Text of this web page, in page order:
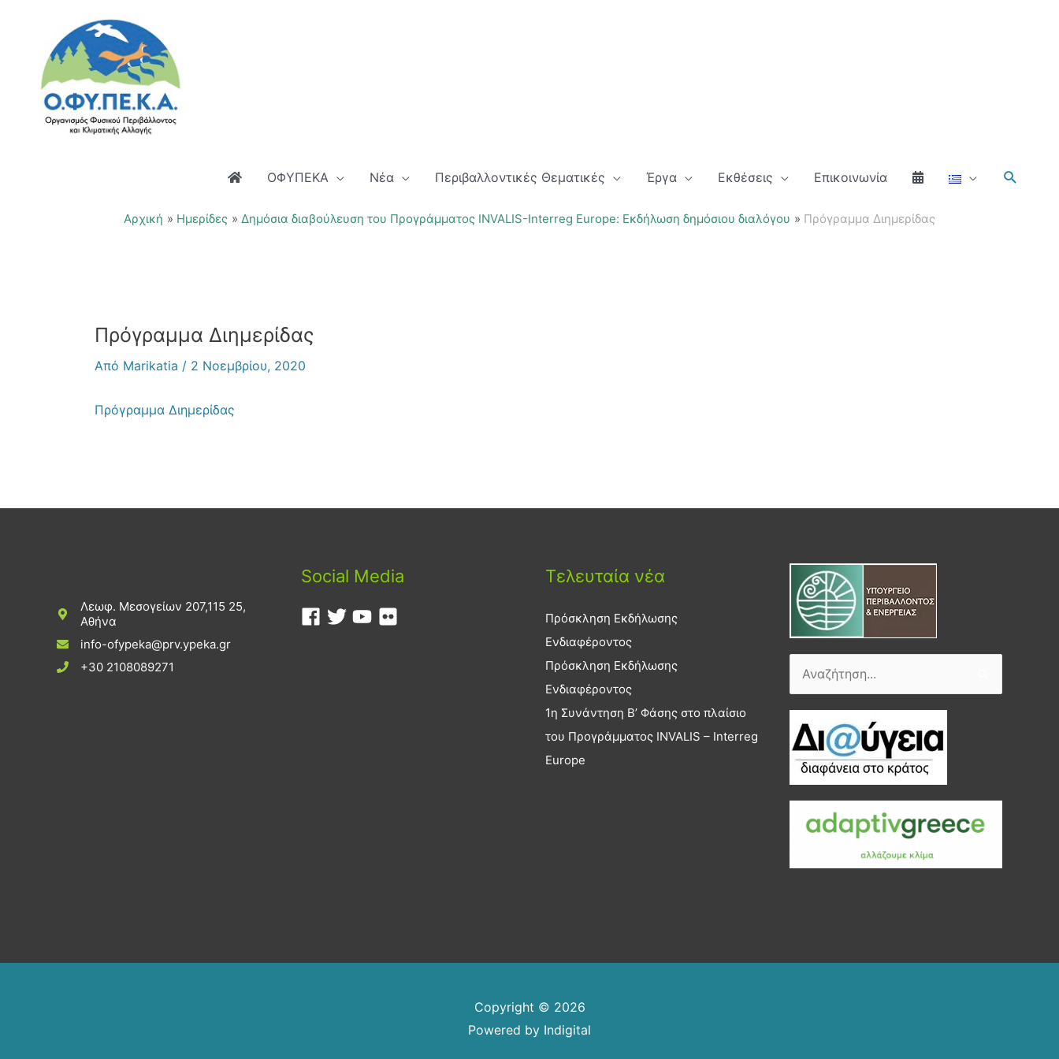
περιεχόμενο
ΟΦΥΠΕΚΑ Νέα Περιβαλλοντικές Θεματικές Έργα Εκθέσεις Επικοινωνία
Αρχική Ημερίδες Δημόσια διαβούλευση του Προγράμματος INVALIS-Interreg Europe: Εκδήλωση δημόσιου διαλόγου Πρόγραμμα Διημερίδας
Πρόγραμμα Διημερίδας
Από Marikatia / 2 Νοεμβρίου, 2020
Πρόγραμμα Διημερίδας
Λεωφ. Μεσογείων 207,115 25,
Αθήνα
info-ofypeka@prv.ypeka.gr
+30 2108089271
Social Media Τελευταία νέα
Πρόσκληση Εκδήλωσης
Ενδιαφέροντος
Πρόσκληση Εκδήλωσης
Ενδιαφέροντος
1η Συνάντηση Β’ Φάσης στο πλαίσιο
του Προγράμματος INVALIS – Interreg
Europe
Αναζήτηση
Copyright © 2026
Powered by Indigital